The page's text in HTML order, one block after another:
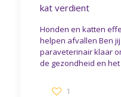
kat verdient
Honden en katten
helpen afvallen Ben
paraveterinair klaar
de gezondheid en het
1